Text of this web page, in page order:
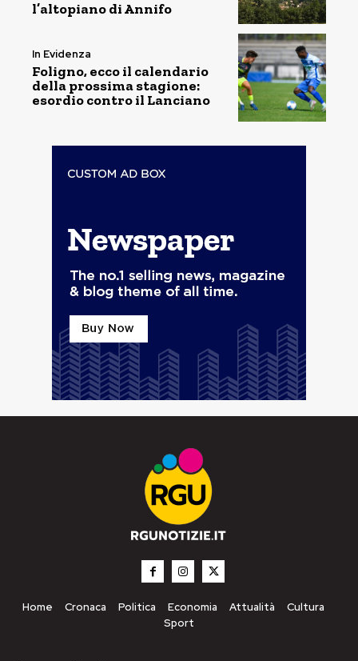
l’altopiano di Annifo
In Evidenza
Foligno, ecco il calendario
della prossima stagione:
esordio contro il Lanciano
Home Cronaca Politica Economia Attualità
Cultura
Sport